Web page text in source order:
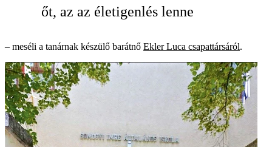
őt, az az életigenlés lenne
– meséli a tanárnak készülő barátnő Ekler Luca csapattársáról.